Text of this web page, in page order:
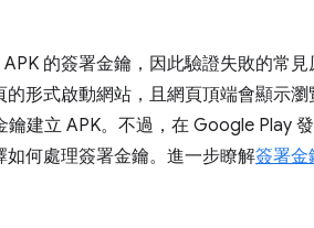
的簽署金鑰，因此驗證失敗的常
形式啟動網站，且網頁頂端會顯示
鑰建立 APK。不過，在 Google Play
何處理簽署金鑰。進一步瞭解簽署金